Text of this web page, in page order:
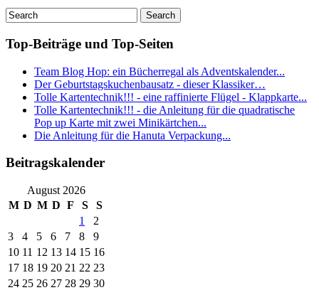
Top-Beiträge und Top-Seiten
Team Blog Hop: ein Bücherregal als Adventskalender...
Der Geburtstagskuchenbausatz - dieser Klassiker…
Tolle Kartentechnik!!! - eine raffinierte Flügel - Klappkarte...
Tolle Kartentechnik!!! - die Anleitung für die quadratische
Pop up Karte mit zwei Minikärtchen...
Die Anleitung für die Hanuta Verpackung...
Beitragskalender
August 2026
M D M D F S
S
1
2
3
4 5 6 7 8
9
10 11 12 13 14 15 16
17 18 19 20 21 22 23
24 25 26 27 28 29 30